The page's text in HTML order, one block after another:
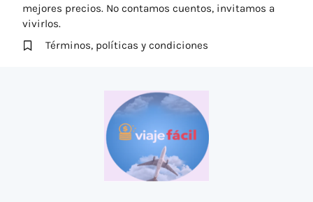
mejores precios. No contamos cuentos, invitamos a
vivirlos.
Términos, políticas y condiciones